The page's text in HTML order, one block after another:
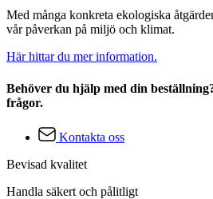
Med många konkreta ekologiska
vår påverkan på miljö och klimat.
Här hittar du mer information.
Behöver du hjälp med din
frågor.
Kontakta oss
Bevisad kvalitet
Handla säkert och pålitligt